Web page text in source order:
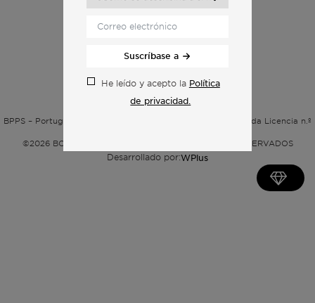
BPPS – Portugal Property Services – Mediação Imobiliária, Lda Licencia n.º
©2026BONTE FILIPIDIS — TODOS LOS DERECHOS RESERVADOS
Desarrollado por:WPlus
Suscríbase a
He leído y acepto la Política
de privacidad.